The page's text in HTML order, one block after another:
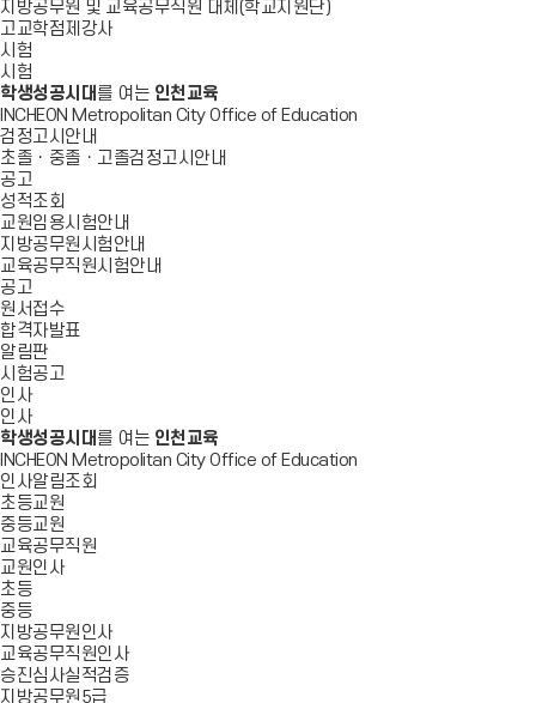
지방공무원 및 교육공무직원 대체(학교지원단)
고교학점제강사
시험
시험
학생성공시대 를 여는 인천교육
INCHEON Metropolitan City Office of Education
검정고시안내
초졸ㆍ중졸ㆍ고졸검정고시안내
공고
성적조회
교원임용시험안내
지방공무원시험안내
교육공무직원시험안내
공고
원서접수
합격자발표
알림판
시험공고
인사
인사
학생성공시대 를 여는 인천교육
INCHEON Metropolitan City Office of Education
인사알림조회
초등교원
중등교원
교육공무직원
교원인사
초등
중등
지방공무원인사
교육공무직원인사
승진심사실적검증
지방공무원5급